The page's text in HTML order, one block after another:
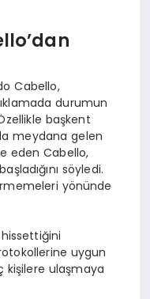
Cabello,
durumun
başkent
meydana gelen
eden Cabello,
söyledi.
yönünde
uygun
kişilere ulaşmaya